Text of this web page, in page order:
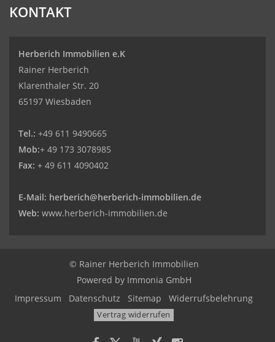
KONTAKT
Herberich Immobilien e.K
Rainer Herberich
Klarenthaler Str. 20
65197 Wiesbaden
Tel.: +49 611 9490665
Mob:+ 49 173 3078985
Fax: + 49 611 4090402
E-Mail: herberich@herberich-immobilien.de
Web: www.herberich-immobilien.de
© Rainer Herberich Immobilien
Powered by Immonia GmbH
Impressum
Datenschutz Sitemap Widerrufsbelehrung
Vertrag widerrufen